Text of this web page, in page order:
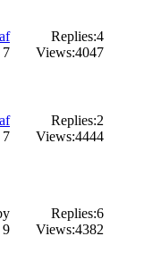
Replies:4
Views:4047
7 years 9 months ago
Replies:2
Views:4444
7 years 9 months ago
Replies:6
Views:4382
9 years 6 months ago